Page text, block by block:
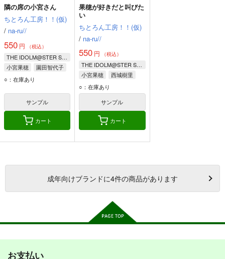
隣の席の小宮さん
ちとろん工房！！(仮)
/ na-ru//
550 円 （税込）
THE IDOLM@STER SHINY COLORS
小宮果穂
園田智代子
西城樹里
○：在庫あり
サンプル
カート
果穂が好きだと叫びた
い
ちとろん工房！！(仮)
/ na-ru//
550 円 （税込）
THE IDOLM@STER SHINY COLORS
小宮果穂
西城樹里
園田智代子
○：在庫あり
サンプル
カート
成年向けブランドに4件の商品があります
お支払い